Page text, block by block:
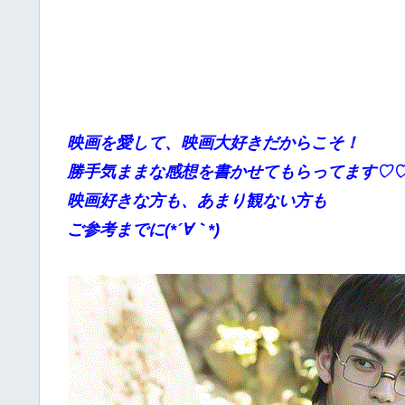
映画を愛して、映画大好きだからこそ！
勝手気ままな感想を書かせてもらってます
映画好きな方も、あまり観ない方も
ご参考までに(*´∀｀*)